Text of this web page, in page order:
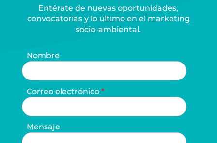
Entérate de nuevas oportunidades,
convocatorias y lo último en el marketing
socio-ambiental.
Nombre
Correo electrónico
Mensaje